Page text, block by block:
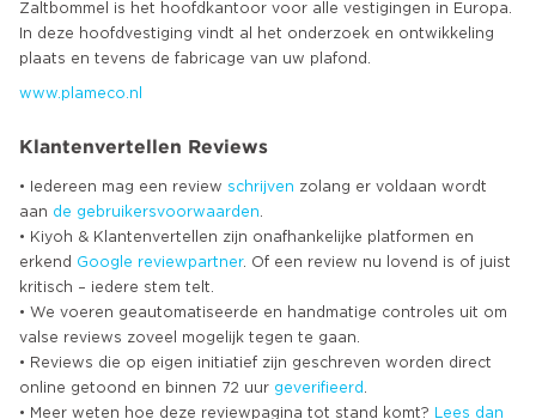
Zaltbommel is het hoofdkantoor voor alle vestigingen in Europa.
In deze hoofdvestiging vindt al het onderzoek en ontwikkeling
www.plameco.nl
Klantenvertellen Reviews
• Iedereen mag een review schrijven zolang er voldaan wordt
aan de gebruikersvoorwaarden
• Kiyoh & Klantenvertellen zijn onafhankelijke platformen en
erkend Google reviewpartner. Of een review nu lovend is of juist
kritisch – iedere stem telt.
• We voeren geautomatiseerde en handmatige controles uit om
valse reviews zoveel mogelijk tegen te gaan.
• Reviews die op eigen initiatief zijn geschreven worden direct
online getoond en binnen 72 uur geverifieerd
• Meer weten hoe deze reviewpagina tot stand komt?
Lees dan